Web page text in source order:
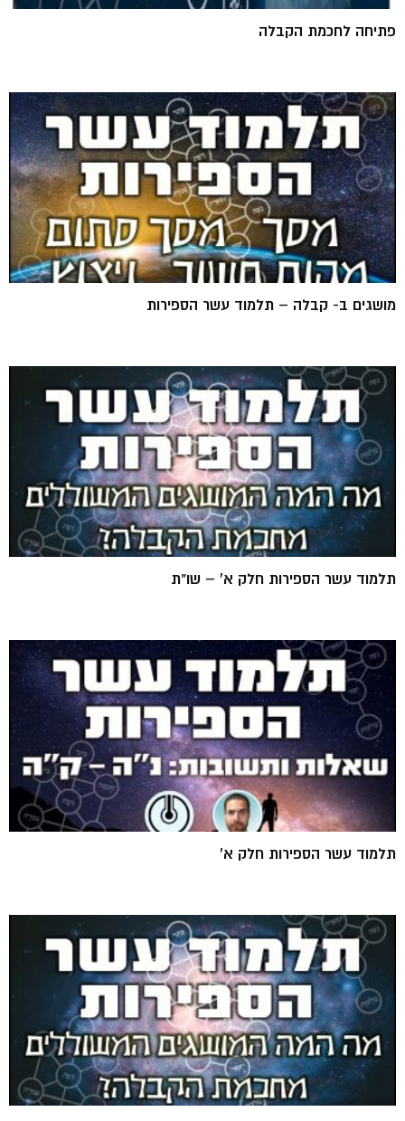
פתיחה לחכמת הקבלה
מושגים ב- קבלה – תלמוד עשר הספירות
תלמוד עשר הספירות חלק א' – שו"ת
תלמוד עשר הספירות חלק א'